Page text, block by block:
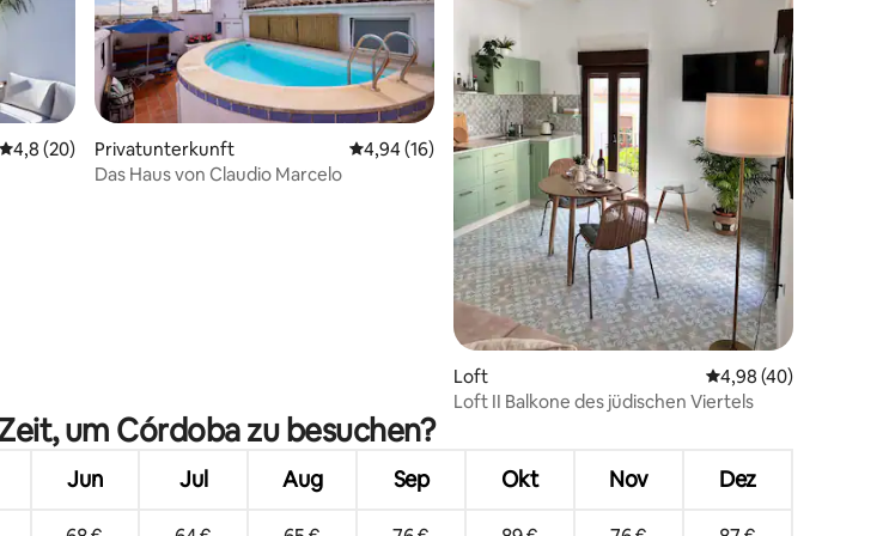
Durchschnittliche Bewertung: 4,8 von 5, 20 Bewertungen
4,8 (20)
Privatunterkunft Durchschnittliche Bewertung: 4,94 von 5, 16 Bewertungen
4,94 (16)
Das Haus von Claudio Marcelo
Loft Durchschnittliche
4,98 (40)
Loft II Balkone des jüdischen Viertels
um Córdoba zu besuchen?
Jun Jul Aug Sep Okt Nov Dez